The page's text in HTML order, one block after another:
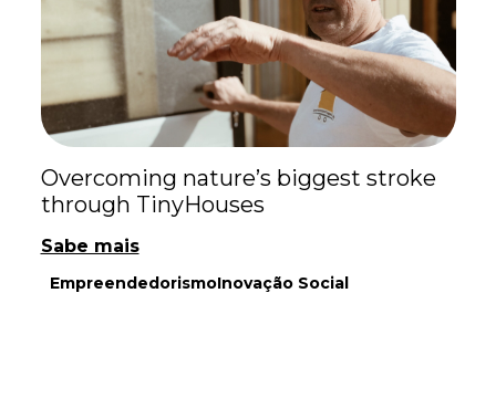
Overcoming nature’s biggest stroke
through TinyHouses
Sabe mais
EmpreendedorismoInovação Social